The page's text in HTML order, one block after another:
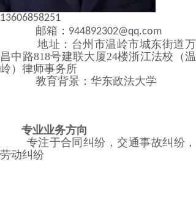
13606858251
邮箱： 944892302@qq.com
地址： 台州市温岭市城东街道万
昌中路818号建联大厦24楼浙江法校（温
岭）律师事务所
教育背景： 华东政法大学
专业业务方向
专注于合同纠纷，交通事故纠纷，
劳动纠纷